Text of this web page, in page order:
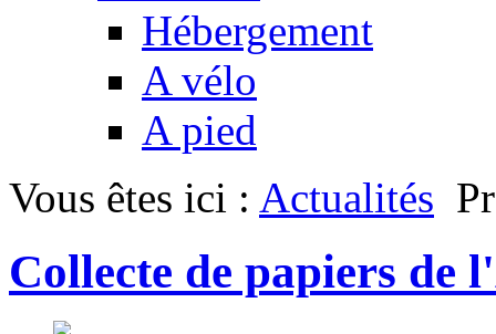
Hébergement
A vélo
A pied
Vous êtes ici : Actualités
Collecte de papiers de